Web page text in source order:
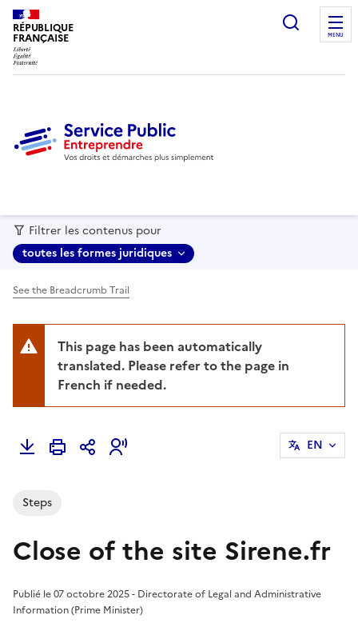
RÉPUBLIQUE
FRANÇAISE MENU
Filtrer les contenus pour
toutes les formes juridiques
See the Breadcrumb Trail
This page has been automatically
translated. Please refer to the page in
French if needed.
EN
Steps
Close of the site Sirene.fr
Publié le 07 octobre 2025 - Directorate of Legal and Administrative
Information (Prime Minister)